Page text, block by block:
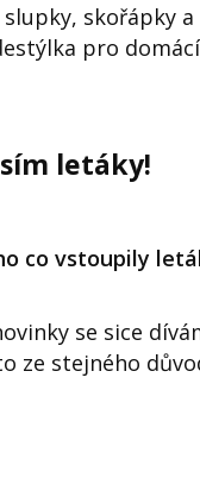
skořápky
pro
letáky!
co vstoupily
se sice
ze stejného